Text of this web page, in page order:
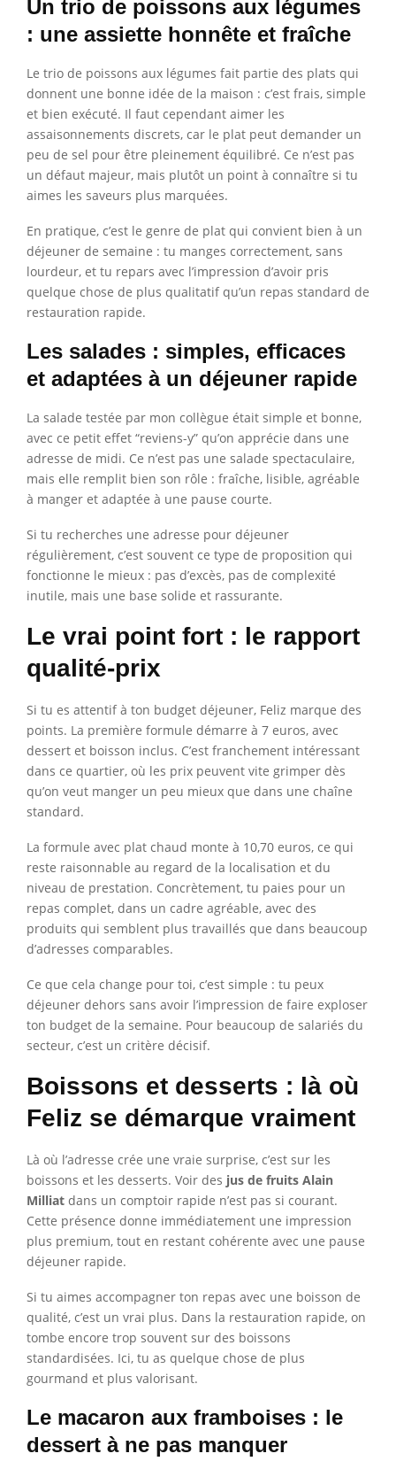
Un trio de poissons aux légumes
: une assiette honnête et fraîche
Le trio de poissons aux légumes fait partie des plats qui
donnent une bonne idée de la maison : c’est frais, simple
et bien exécuté. Il faut cependant aimer les
assaisonnements discrets, car le plat peut demander un
peu de sel pour être pleinement équilibré. Ce n’est pas
un défaut majeur, mais plutôt un point à connaître si tu
aimes les saveurs plus marquées.
En pratique, c’est le genre de plat qui convient bien à un
déjeuner de semaine : tu manges correctement, sans
lourdeur, et tu repars avec l’impression d’avoir pris
quelque chose de plus qualitatif qu’un repas standard de
restauration rapide.
Les salades : simples, efficaces
et adaptées à un déjeuner rapide
La salade testée par mon collègue était simple et bonne,
avec ce petit effet “reviens-y” qu’on apprécie dans une
adresse de midi. Ce n’est pas une salade spectaculaire,
mais elle remplit bien son rôle : fraîche, lisible, agréable
à manger et adaptée à une pause courte.
Si tu recherches une adresse pour déjeuner
régulièrement, c’est souvent ce type de proposition qui
fonctionne le mieux : pas d’excès, pas de complexité
inutile, mais une base solide et rassurante.
Le vrai point fort : le rapport
qualité-prix
Si tu es attentif à ton budget déjeuner, Feliz marque des
points. La première formule démarre à 7 euros, avec
dessert et boisson inclus. C’est franchement intéressant
dans ce quartier, où les prix peuvent vite grimper dès
qu’on veut manger un peu mieux que dans une chaîne
standard.
La formule avec plat chaud monte à 10,70 euros, ce qui
reste raisonnable au regard de la localisation et du
niveau de prestation. Concrètement, tu paies pour un
repas complet, dans un cadre agréable, avec des
produits qui semblent plus travaillés que dans beaucoup
d’adresses comparables.
Ce que cela change pour toi, c’est simple : tu peux
déjeuner dehors sans avoir l’impression de faire exploser
ton budget de la semaine. Pour beaucoup de salariés du
secteur, c’est un critère décisif.
Boissons et desserts : là où
Feliz se démarque vraiment
Là où l’adresse crée une vraie surprise, c’est sur les
boissons et les desserts. Voir des jus de fruits Alain
Milliat dans un comptoir rapide n’est pas si courant.
Cette présence donne immédiatement une impression
plus premium, tout en restant cohérente avec une pause
déjeuner rapide.
Si tu aimes accompagner ton repas avec une boisson de
qualité, c’est un vrai plus. Dans la restauration rapide, on
tombe encore trop souvent sur des boissons
standardisées. Ici, tu as quelque chose de plus
gourmand et plus valorisant.
Le macaron aux framboises : le
dessert à ne pas manquer